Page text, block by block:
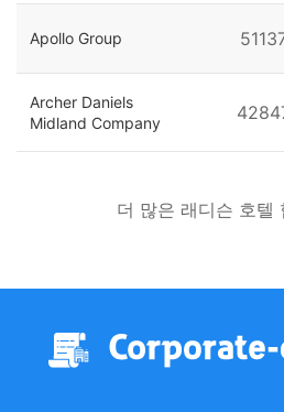
Apollo Group
Archer Daniels
Midland Company
더 많은 래디슨 호텔